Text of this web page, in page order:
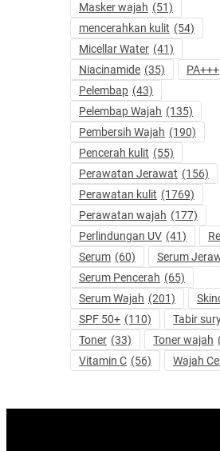
Masker wajah (51)
mencerahkan kulit (54)
Micellar Water (41)
Niacinamide (35) PA+++
Pelembap (43)
Pelembap Wajah (135)
Pembersih Wajah (190)
Pencerah kulit (55)
Perawatan Jerawat (156)
Perawatan kulit (1769)
Perawatan wajah (177)
Perlindungan UV (41)
Serum (60) Serum
Serum Pencerah (65)
Serum Wajah (201)
SPF 50+ (110) Tabir
Toner (33) Toner wajah
Vitamin C (56) Wajah